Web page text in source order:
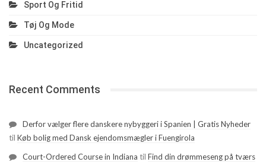
Sport Og Fritid
Tøj Og Mode
Uncategorized
Recent Comments
Derfor vælger flere danskere nybyggeri i Spanien | Gratis Nyheder
til Køb bolig med Dansk ejendomsmægler i Fuengirola
Court-Ordered Course in Indiana til Find din drømmeseng på tværs